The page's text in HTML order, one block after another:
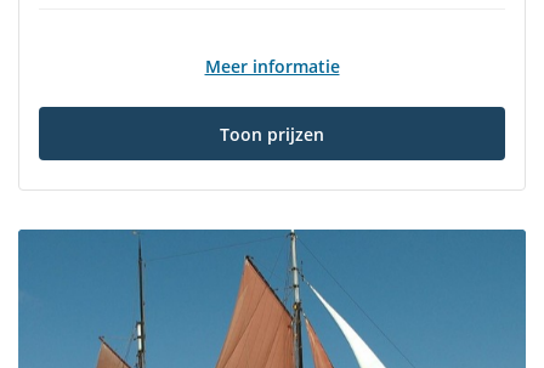
Meer informatie
Toon prijzen